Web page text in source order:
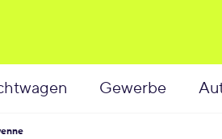
Gewerbe